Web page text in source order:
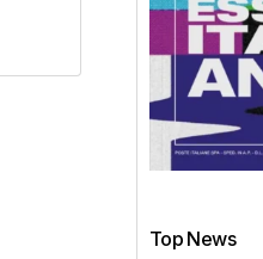
Top News